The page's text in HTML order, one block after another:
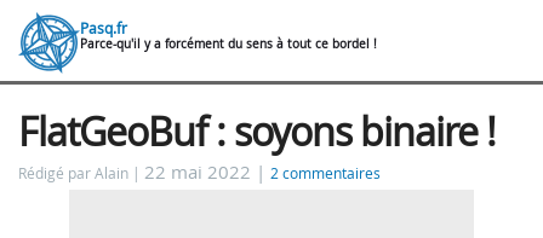
Pasq.fr
Parce-qu'il y a forcément du sens à tout ce bordel !
FlatGeoBuf : soyons binaire !
Rédigé par Alain 22 mai 2022 | 2 commentaires